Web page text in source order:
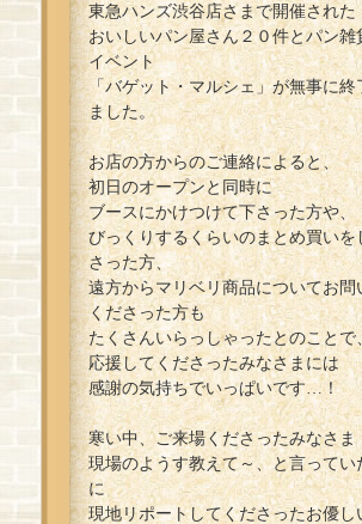
東急ハンズ渋谷店さまで開催された
おいしいパン屋さん２０件とパン雑
イベント
「バゲット・マルシェ」が無事に終
ました。
お店の方からのご連絡によると、
初日のオープンと同時に
ブースにかけつけて下さった方や、
びっくりするくらいのまとめ買いを
さった方、
遠方からマリベリ商品についてお問
くださった方も
たくさんいらっしゃったとのことで
応援してくださったみなさまには
感謝の気持ちでいっぱいです…！
寒い中、ご来場くださったみなさま
現場のようす教えて～、と言ってい
に
現地リポートしてくださったお優し